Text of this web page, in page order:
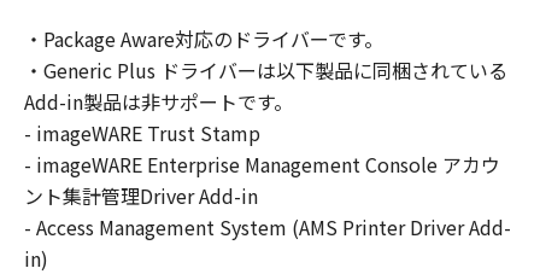
お客様は、また「指定機器」にネットワークを
通じて接続されたコンピューター上で、かかる
コンピューターの使用者に対して「本ソフトウ
ェア」を使用させることができますが、かかる
コンピューターの使用者に本契約書上の義務お
よび条件を遵守させるとともに、その履行に関
し全責任を負うことを条件とします。
(2) お客様は、上記(1)に基づいて「本ソフトウ
・Package Aware対応のドライバーです。
・Generic Plus ドライバーは以下製品に同梱されている
Add-in製品は非サポートです。
- imageWARE Trust Stamp
- imageWARE Enterprise Management Console アカウ
ント集計管理Driver Add-in
- Access Management System (AMS Printer Driver Add-
in)